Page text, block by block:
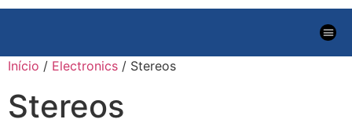
Início / Electronics / Stereos
Stereos